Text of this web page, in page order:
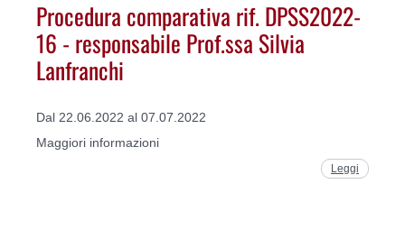
Procedura comparativa rif. DPSS2022-
16 - responsabile Prof.ssa Silvia
Lanfranchi
Dal 22.06.2022 al 07.07.2022
Maggiori informazioni
Leggi